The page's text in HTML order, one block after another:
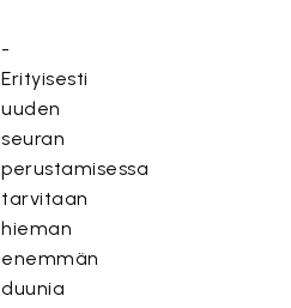
-
Erityisesti
uuden
seuran
perustamisessa
tarvitaan
hieman
enemmän
duunia